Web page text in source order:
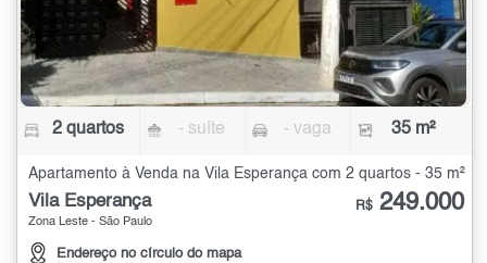
2 quartos - suíte - vaga 35 m²
Apartamento à Venda na Vila Esperança com 2 quartos - 35 m²
Vila Esperança
Zona Leste - São Paulo
Endereço no círculo do mapa
R$ 249.000